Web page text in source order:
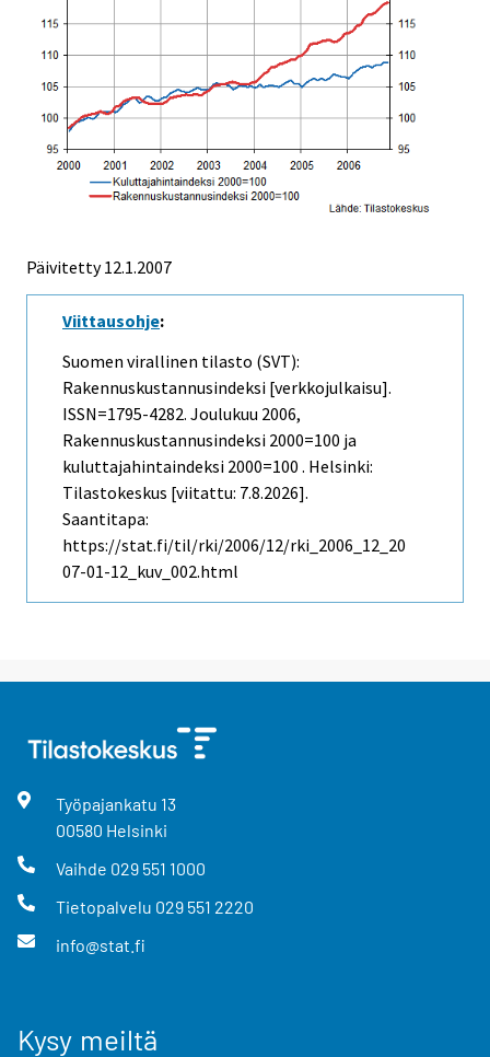
Päivitetty12.1.2007
Viittausohje:
Suomen virallinen tilasto (SVT):
Rakennuskustannusindeksi [verkkojulkaisu].
ISSN=1795-4282. Joulukuu 2006,
Rakennuskustannusindeksi 2000=100 ja
kuluttajahintaindeksi 2000=100 . Helsinki:
Tilastokeskus [viitattu: 7.8.2026].
Saantitapa:
https://stat.fi/til/rki/2006/12/rki_2006_12_20
07-01-12_kuv_002.html
Työpajankatu 13
00580 Helsinki
Vaihde 029 551 1000
Tietopalvelu 029 551 2220
info@stat.fi
Kysy meiltä